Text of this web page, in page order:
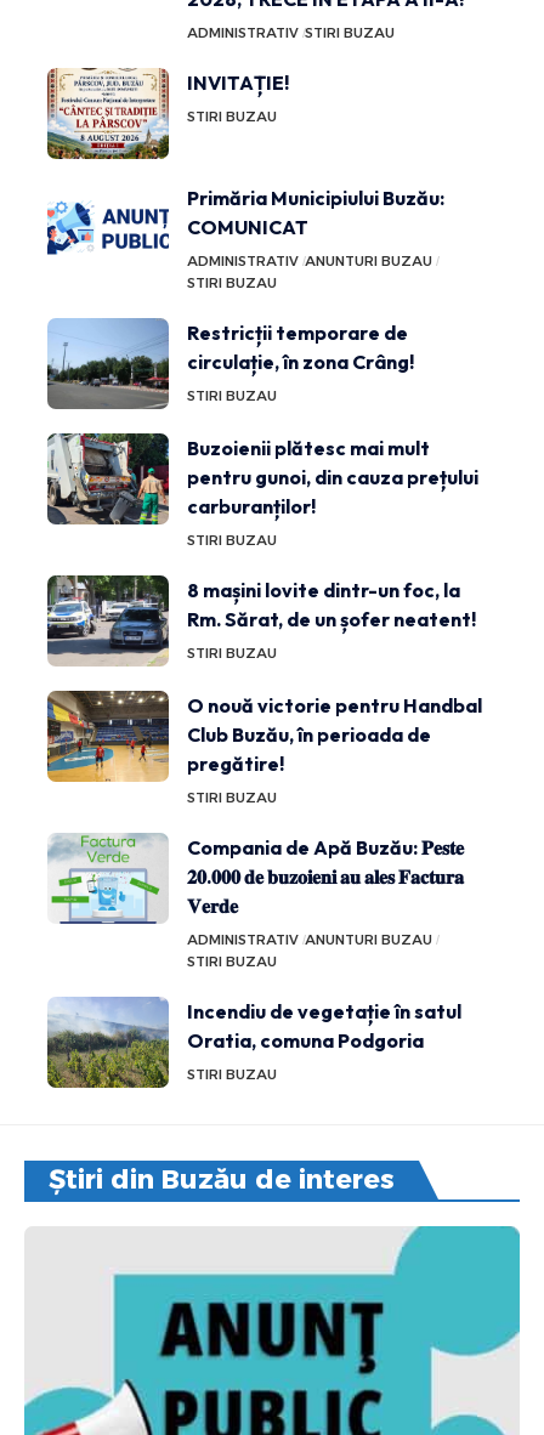
ADMINISTRATIV STIRI BUZAU
INVITAȚIE!
STIRI BUZAU
Primăria Municipiului Buzău:
COMUNICAT
ADMINISTRATIV ANUNTURI BUZAU
STIRI BUZAU
Restricții temporare de
circulație, în zona Crâng!
STIRI BUZAU
Buzoienii plătesc mai mult
pentru gunoi, din cauza prețului
carburanților!
STIRI BUZAU
8 mașini lovite dintr-un foc, la
Rm. Sărat, de un șofer neatent!
STIRI BUZAU
O nouă victorie pentru Handbal
Club Buzău, în perioada de
pregătire!
STIRI BUZAU
Compania de Apă Buzău: 𝐏𝐞𝐬𝐭𝐞
𝟐𝟎.𝟎𝟎𝟎 𝐝𝐞 𝐛𝐮𝐳𝐨𝐢𝐞𝐧𝐢 𝐚𝐮 𝐚𝐥𝐞𝐬 𝐅𝐚𝐜𝐭𝐮𝐫𝐚
𝐕𝐞𝐫𝐝𝐞
ADMINISTRATIV ANUNTURI BUZAU
STIRI BUZAU
Incendiu de vegetație în satul
Oratia, comuna Podgoria
STIRI BUZAU
Știri din Buzău de interes